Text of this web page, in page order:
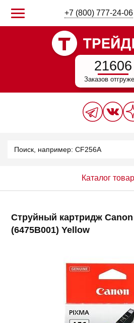
+7 (800) 777-24-06
21606
Заказов
Каталог
Струйный картридж Canon
(6475B001) Yellow